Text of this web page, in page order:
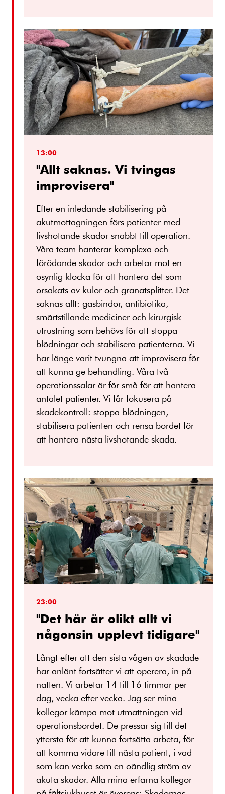
13:00
"Allt saknas. Vi tvingas
improvisera"
Efter en inledande stabilisering på
akutmottagningen förs patienter med
livshotande skador snabbt till operation.
Våra team hanterar komplexa och
förödande skador och arbetar mot en
osynlig klocka för att hantera det som
orsakats av kulor och granatsplitter. Det
saknas allt: gasbindor, antibiotika,
smärtstillande mediciner och kirurgisk
utrustning som behövs för att stoppa
blödningar och stabilisera patienterna. Vi
har länge varit tvungna att improvisera för
att kunna ge behandling. Våra två
operationssalar är för små för att hantera
antalet patienter. Vi får fokusera på
skadekontroll: stoppa blödningen,
stabilisera patienten och rensa bordet för
att hantera nästa livshotande skada.
23:00
"Det här är olikt allt vi
någonsin upplevt tidigare"
Långt efter att den sista vågen av skadade
har anlänt fortsätter vi att operera, in på
natten. Vi arbetar 14 till 16 timmar per
dag, vecka efter vecka. Jag ser mina
kollegor kämpa mot utmattningen vid
operationsbordet. De pressar sig till det
yttersta för att kunna fortsätta arbeta, för
att komma vidare till nästa patient, i vad
som kan verka som en oändlig ström av
akuta skador. Alla mina erfarna kollegor